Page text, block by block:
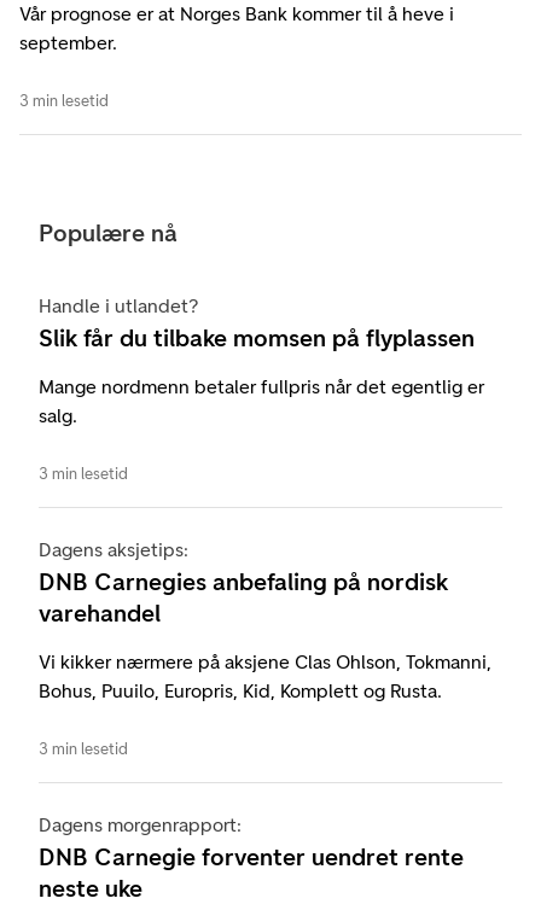
Vår prognose er at Norges Bank kommer til å heve i
september.
3 min lesetid
Populære nå
Handle i utlandet?
Slik får du tilbake momsen på flyplassen
Mange nordmenn betaler fullpris når det egentlig er
salg.
3 min lesetid
Dagens aksjetips:
DNB Carnegies anbefaling på nordisk
varehandel
Vi kikker nærmere på aksjene Clas Ohlson, Tokmanni,
Bohus, Puuilo, Europris, Kid, Komplett og Rusta.
3 min lesetid
Dagens morgenrapport:
DNB Carnegie forventer uendret rente
neste uke